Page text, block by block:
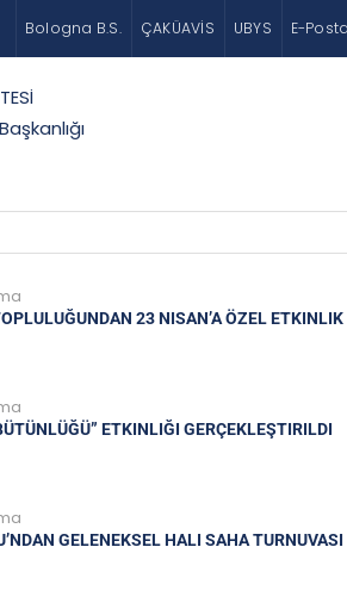
Bologna B.S. ÇAKÜAVİS UBYS E-Posta
23 NISAN’A ÖZEL ETKINLIK
ETKINLIĞI GERÇEKLEŞTIRILDI
GELENEKSEL HALI SAHA TURNUVASI